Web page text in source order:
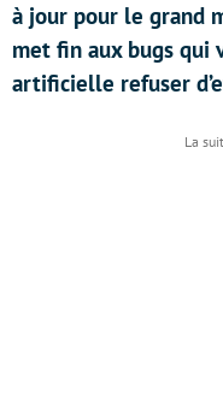
à jour pour le grand
met fin aux bugs qui
artificielle refuser